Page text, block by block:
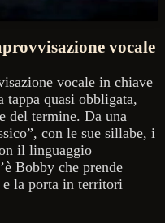
vocale
vocale in chiave
quasi obbligata,
del termine. Da una
con le sue sillabe, i
il linguaggio
Bobby che prende
la porta in territori